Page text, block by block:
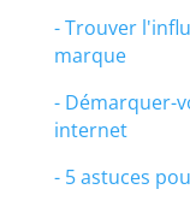
- Trouver
marque
- Démarquer-
internet
- 5 astuces